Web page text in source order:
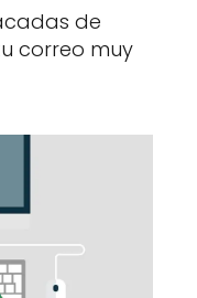
de
correo muy